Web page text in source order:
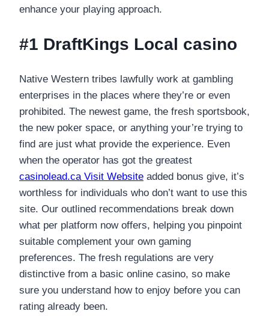
enhance your playing approach.
#1 DraftKings Local casino
Native Western tribes lawfully work at gambling
enterprises in the places where they’re or even
prohibited. The newest game, the fresh sportsbook,
the new poker space, or anything your’re trying to
find are just what provide the experience. Even
when the operator has got the greatest
casinolead.ca Visit Website added bonus give, it’s
worthless for individuals who don’t want to use this
site. Our outlined recommendations break down
what per platform now offers, helping you pinpoint
suitable complement your own gaming
preferences. The fresh regulations are very
distinctive from a basic online casino, so make
sure you understand how to enjoy before you can
rating already been.